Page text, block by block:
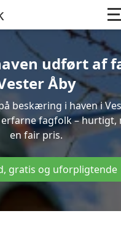
udført af
Åby
beskæring i haven i
fagfolk – hurtigt,
en fair pris.
gratis og uforpligtende